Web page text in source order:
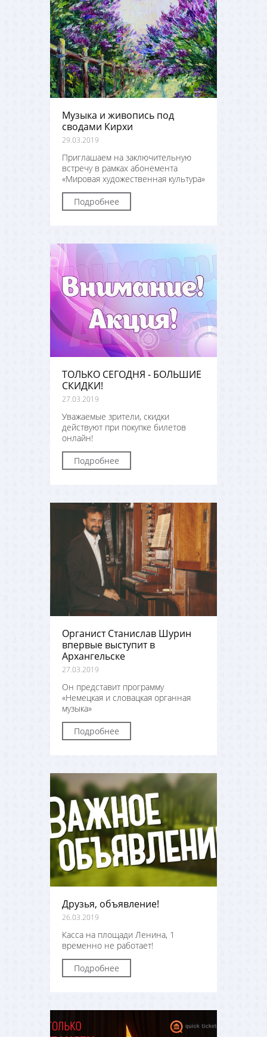
Музыка и живопись под
сводами Кирхи
29.03.2019
Приглашаем на заключительную
встречу в рамках абонемента
«Мировая художественная культура»
Подробнее
ТОЛЬКО СЕГОДНЯ - БОЛЬШИЕ
СКИДКИ!
27.03.2019
Уважаемые зрители, скидки
действуют при покупке билетов
онлайн!
Подробнее
Органист Станислав Шурин
впервые выступит в
Архангельске
27.03.2019
Он представит программу
«Немецкая и словацкая органная
музыка»
Подробнее
Друзья, объявление!
26.03.2019
Касса на площади Ленина, 1
временно не работает!
Подробнее